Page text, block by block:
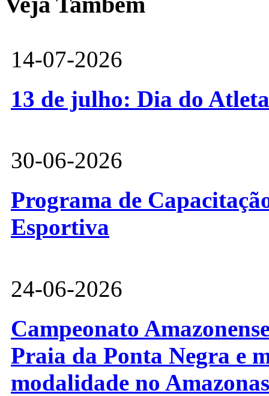
14-07-2026
13 de julho: Dia do
30-06-2026
Programa de
Esportiva
24-06-2026
Campeonato
Praia da Ponta Negra e
modalidade no Amazonas